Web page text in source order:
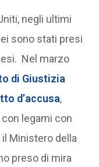
negli ultimi
sono stati presi
Nel marzo
di Giustizia
d’accusa,
legami con
il Ministero della
preso di mira